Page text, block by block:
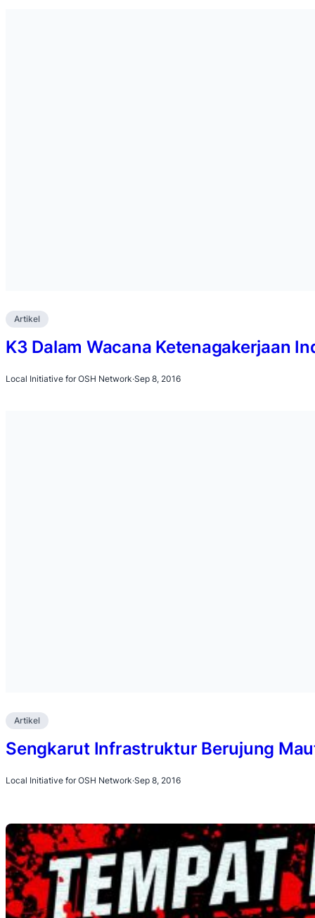
Artikel
K3 Dalam Wacana Ketenagakerjaan
Local Initiative for OSH Network·Sep 8, 2016
Artikel
Sengkarut Infrastruktur Berujung
Local Initiative for OSH Network·Sep 8, 2016